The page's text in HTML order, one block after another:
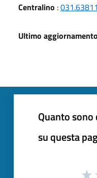
Centralino :
Ultimo aggiornamento
Quanto
su questa